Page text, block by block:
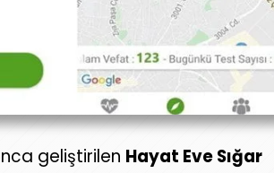
geliştirilen Hayat Eve Sığar